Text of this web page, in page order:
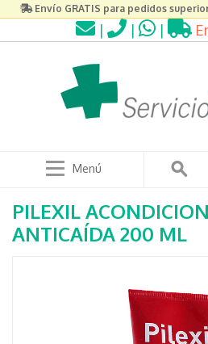
Envío GRATIS para pedidos
| | |
Menú
PILEXIL
ANTICAÍDA 200 ML